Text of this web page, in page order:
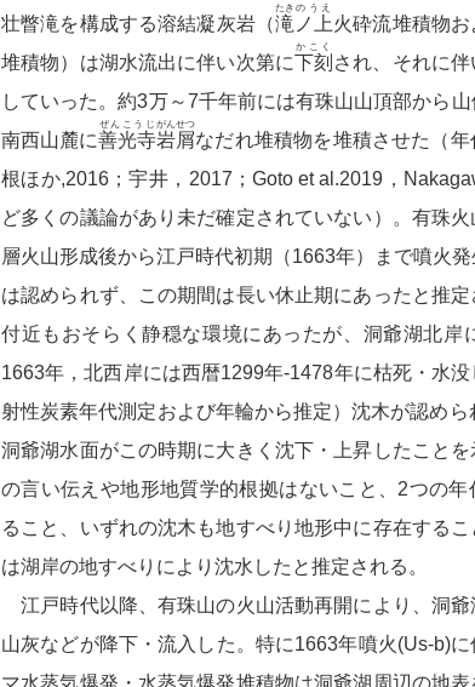
壮瞥滝を構成する溶結凝灰岩（滝
たき
ノ上
のうえ
火砕流堆積物
堆積物）は湖水流出に伴い次第に下刻
かこく
され、それに
していった。約3万～7千年前には有珠山山頂部から山
南西山麓に善光寺
ぜんこうじ
岩屑
がんせつ
なだれ堆積物を堆積させた（
根ほか,2016；宇井，2017；Goto et al.2019，
ど多くの議論があり未だ確定されていない）。有珠
層火山形成後から江戸時代初期（1663年）まで噴火
は認められず、この期間は長い休止期にあったと推定
付近もおそらく静穏な環境にあったが、洞爺湖北岸
1663年，北西岸には西暦1299年-1478年に枯死・水
射性炭素年代測定および年輪から推定）沈木が認めら
洞爺湖水面がこの時期に大きく沈下・上昇したこと
の言い伝えや地形地質学的根拠はないこと、2つの年
ること、いずれの沈木も地すべり地形中に存在する
は湖岸の地すべりにより沈水したと推定される。
江戸時代以降、有珠山の火山活動再開により、洞爺
山灰などが降下・流入した。特に1663年噴火(Us-b)
マ水蒸気爆発・水蒸気爆発堆積物は洞爺湖周辺の地表